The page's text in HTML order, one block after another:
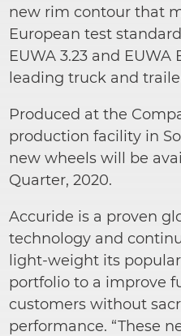
new rim contour that
European test
EUWA 3.23 and EUWA
leading truck and
Produced at the
production facility in
new wheels will be
Quarter, 2020.
Accuride is a proven
technology and
light-weight its
portfolio to a improve
customers without
performance. “These